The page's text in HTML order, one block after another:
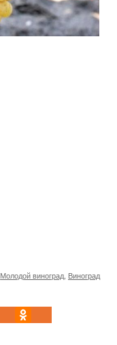
Молодой виноград Виноград